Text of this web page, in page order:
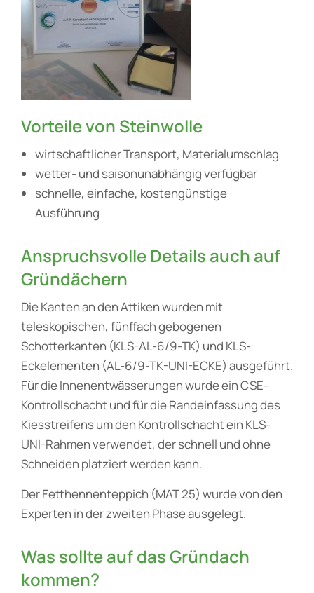
Vorteile von Steinwolle
wirtschaftlicher Transport, Materialumschlag
wetter- und saisonunabhängig verfügbar
schnelle, einfache, kostengünstige
Ausführung
Anspruchsvolle Details auch auf
Gründächern
Die Kanten an den Attiken wurden mit
teleskopischen, fünffach gebogenen
Schotterkanten (KLS-AL-6/9-TK) und KLS-
Eckelementen (AL-6/9-TK-UNI-ECKE) ausgeführt.
Für die Innenentwässerungen wurde ein CSE-
Kontrollschacht und für die Randeinfassung des
Kiesstreifens um den Kontrollschacht ein KLS-
UNI-Rahmen verwendet, der schnell und ohne
Schneiden platziert werden kann.
Der Fetthennenteppich (MAT 25) wurde von den
Experten in der zweiten Phase ausgelegt.
Was sollte auf das Gründach
kommen?